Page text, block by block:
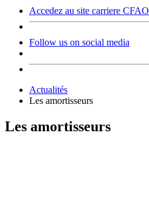
Accedez au site carriere CFAO
Follow us on social media
Actualités
Les amortisseurs
Les amortisseurs